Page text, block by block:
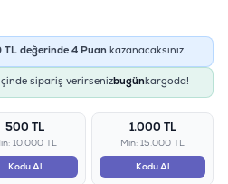
TL değerinde 4 Puan kazanacaksınız.
sipariş verirsenizbugünkargoda!
500 TL
10.000 TL
Kodu Al
1.000 TL
Min: 15.000 TL
Kodu Al